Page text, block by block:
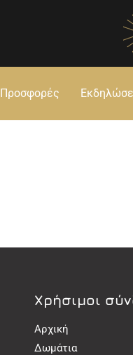
Προσφορές
Χρήσιμοι
Αρχική
Δωμάτια